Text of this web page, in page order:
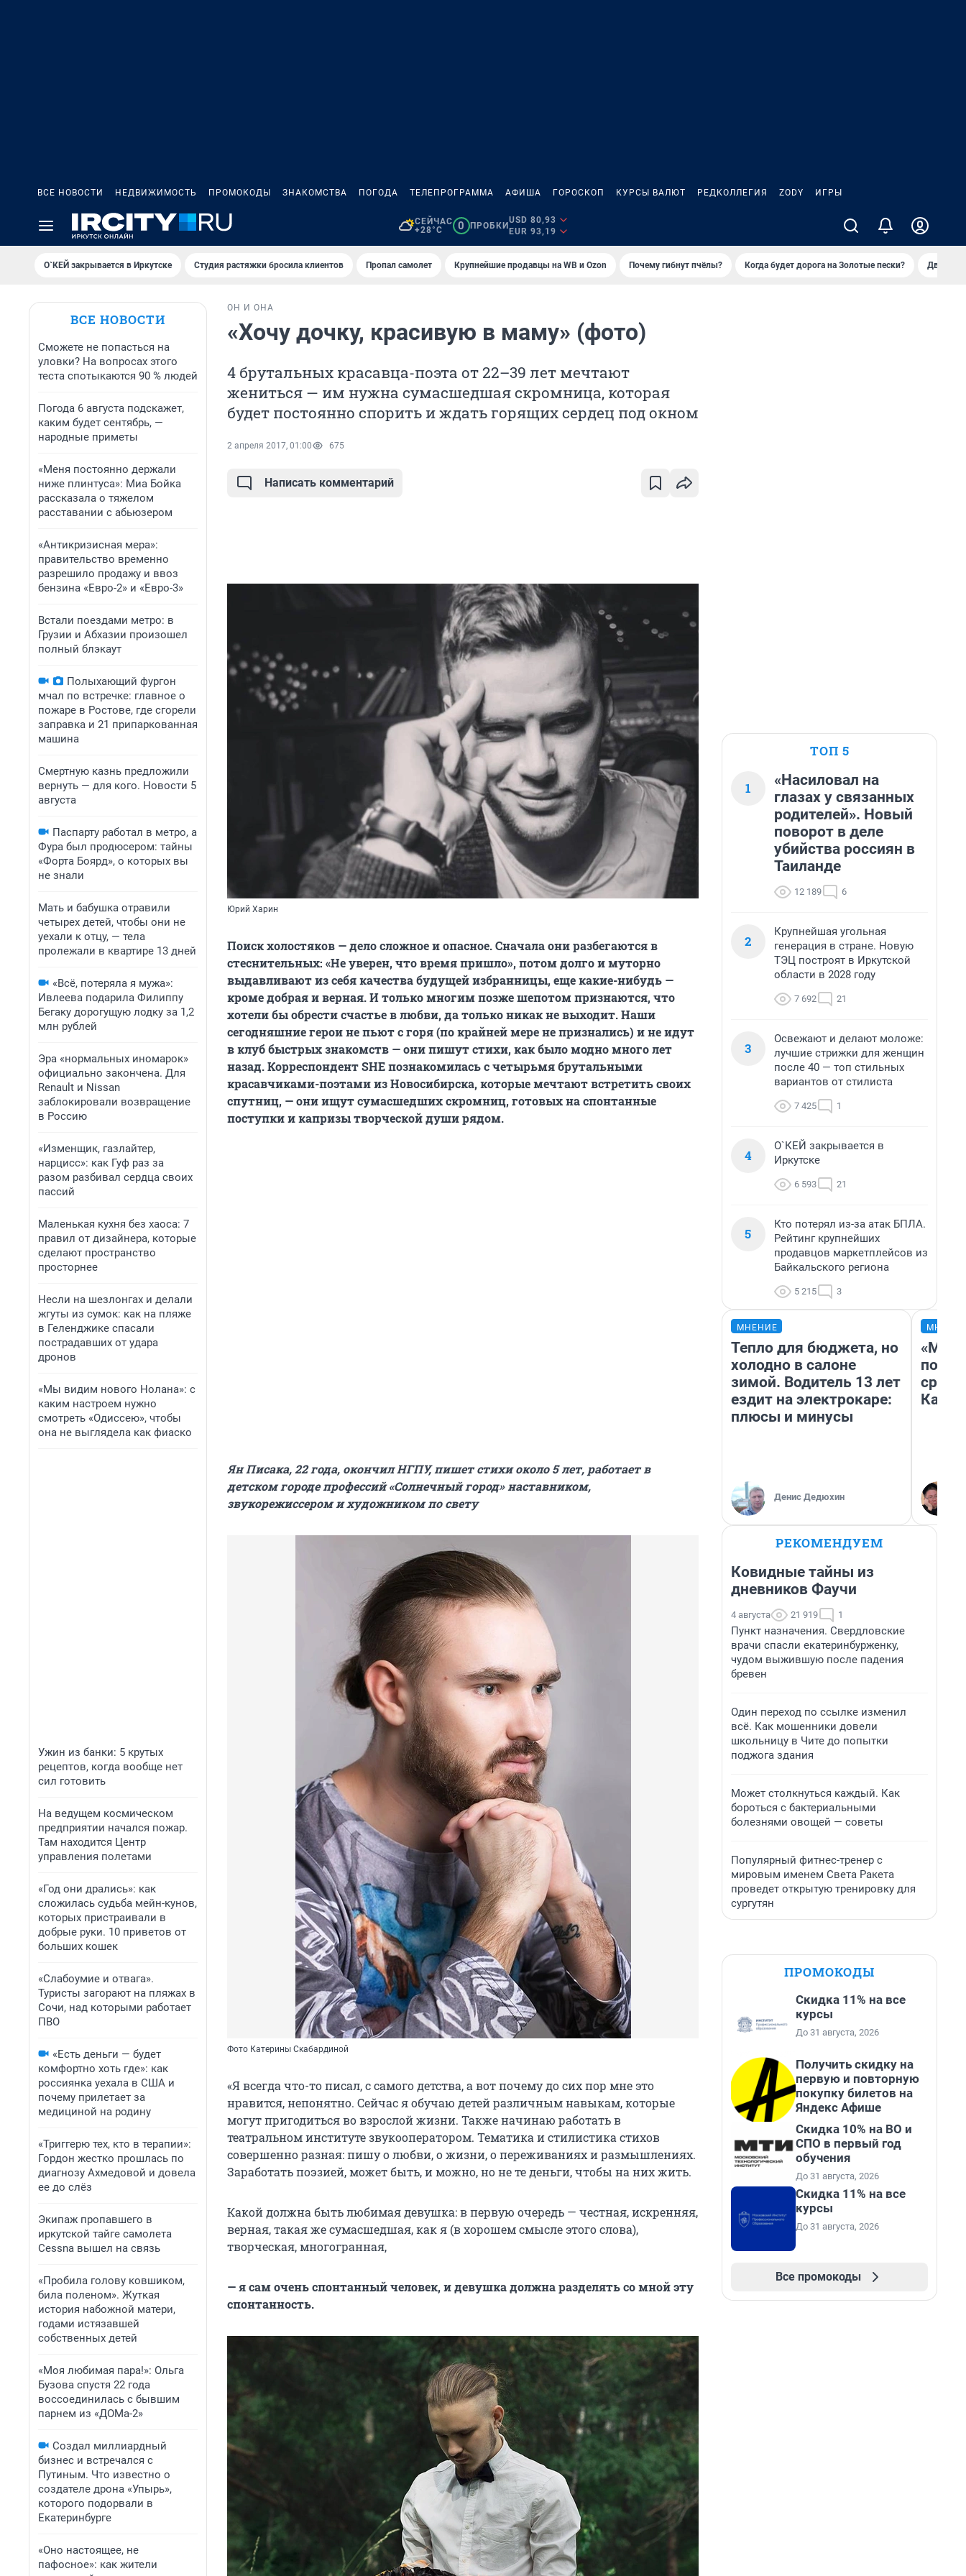
ВСЕ НОВОСТИ НЕДВИЖИМОСТЬ ПРОМОКОДЫ ЗНАКОМСТВА ПОГОДА ТЕЛЕПРОГРАММА АФИША ГОРОСКОП КУРСЫ ВАЛЮТ РЕДКОЛЛЕГИЯ ZODY ИГРЫ
СЕЙЧАС
+28°C
0 ПРОБКИ
USD 80,93
EUR 93,19
О`КЕЙ закрывается в Иркутске Студия растяжки бросила клиентов Пропал самолет Крупнейшие продавцы на WB и Ozon Почему гибнут пчёлы? Когда будет дорога на Золотые пески? Двое
ВСЕ НОВОСТИ
Сможете не попасться на
уловки? На вопросах этого
теста спотыкаются 90 % людей
Погода 6 августа подскажет,
каким будет сентябрь, —
народные приметы
«Меня постоянно держали
ниже плинтуса»: Миа Бойка
рассказала о тяжелом
расставании с абьюзером
«Антикризисная мера»:
правительство временно
разрешило продажу и ввоз
бензина «Евро-2» и «Евро-3»
Встали поездами метро: в
Грузии и Абхазии произошел
полный блэкаут
Полыхающий фургон
мчал по встречке: главное о
пожаре в Ростове, где сгорели
заправка и 21 припаркованная
машина
Смертную казнь предложили
вернуть — для кого. Новости 5
августа
Паспарту работал в метро, а
Фура был продюсером: тайны
«Форта Боярд», о которых вы
не знали
Мать и бабушка отравили
четырех детей, чтобы они не
уехали к отцу, — тела
пролежали в квартире 13 дней
«Всё, потеряла я мужа»:
Ивлеева подарила Филиппу
Бегаку дорогущую лодку за 1,2
млн рублей
Эра «нормальных иномарок»
официально закончена. Для
Renault и Nissan
заблокировали возвращение
в Россию
«Изменщик, газлайтер,
нарцисс»: как Гуф раз за
разом разбивал сердца своих
пассий
Маленькая кухня без хаоса: 7
правил от дизайнера, которые
сделают пространство
просторнее
Несли на шезлонгах и делали
жгуты из сумок: как на пляже
в Геленджике спасали
пострадавших от удара
дронов
«Мы видим нового Нолана»: с
каким настроем нужно
смотреть «Одиссею», чтобы
она не выглядела как фиаско
Ужин из банки: 5 крутых
рецептов, когда вообще нет
сил готовить
На ведущем космическом
предприятии начался пожар.
Там находится Центр
управления полетами
«Год они дрались»: как
сложилась судьба мейн-кунов,
которых пристраивали в
добрые руки. 10 приветов от
больших кошек
«Слабоумие и отвага».
Туристы загорают на пляжах в
Сочи, над которыми работает
ПВО
«Есть деньги — будет
комфортно хоть где»: как
россиянка уехала в США и
почему прилетает за
медициной на родину
«Триггерю тех, кто в терапии»:
Гордон жестко прошлась по
диагнозу Ахмедовой и довела
ее до слёз
Экипаж пропавшего в
иркутской тайге самолета
Cessna вышел на связь
«Пробила голову ковшиком,
била поленом». Жуткая
история набожной матери,
годами истязавшей
собственных детей
«Моя любимая пара!»: Ольга
Бузова спустя 22 года
воссоединилась с бывшим
парнем из «ДОМа-2»
Создал миллиардный
бизнес и встречался с
Путиным. Что известно о
создателе дрона «Упырь»,
которого подорвали в
Екатеринбурге
«Оно настоящее, не
пафосное»: как жители
ОН И ОНА
«Хочу дочку, красивую в маму» (фото)
4 брутальных красавца-поэта от 22–39 лет мечтают
жениться — им нужна сумасшедшая скромница, которая
будет постоянно спорить и ждать горящих сердец под окном
2 апреля 2017, 01:00 675
Написать комментарий
Юрий Харин
Поиск холостяков — дело сложное и опасное. Сначала они разбегаются в
стеснительных: «Не уверен, что время пришло», потом долго и муторно
выдавливают из себя качества будущей избранницы, еще какие-нибудь —
кроме добрая и верная. И только многим позже шепотом признаются, что
хотели бы обрести счастье в любви, да только никак не выходит. Наши
сегодняшние герои не пьют с горя (по крайней мере не признались) и не идут
в клуб быстрых знакомств — они пишут стихи, как было модно много лет
назад. Корреспондент SHE познакомилась с четырьмя брутальными
красавчиками-поэтами из Новосибирска, которые мечтают встретить своих
спутниц, — они ищут сумасшедших скромниц, готовых на спонтанные
поступки и капризы творческой души рядом.
Ян Писака, 22 года, окончил НГПУ, пишет стихи около 5 лет, работает в
детском городе профессий «Солнечный город» наставником,
звукорежиссером и художником по свету
Фото Катерины Скабардиной
«Я всегда что-то писал, с самого детства, а вот почему до сих пор мне это
нравится, непонятно. Сейчас я обучаю детей различным навыкам, которые
могут пригодиться во взрослой жизни. Также начинаю работать в
театральном институте звукооператором. Тематика и стилистика стихов
совершенно разная: пишу о любви, о жизни, о переживаниях и размышлениях.
Заработать поэзией, может быть, и можно, но не те деньги, чтобы на них жить.
Какой должна быть любимая девушка: в первую очередь — честная, искренняя,
верная, такая же сумасшедшая, как я (в хорошем смысле этого слова),
творческая, многогранная,
— я сам очень спонтанный человек, и девушка должна разделять со мной эту
спонтанность.
ТОП 5
1
«Насиловал на
глазах у связанных
родителей». Новый
поворот в деле
убийства россиян в
Таиланде
12 189 6
2
Крупнейшая угольная
генерация в стране. Новую
ТЭЦ построят в Иркутской
области в 2028 году
7 692 21
3
Освежают и делают моложе:
лучшие стрижки для женщин
после 40 — топ стильных
вариантов от стилиста
7 425 1
4
О`КЕЙ закрывается в
Иркутске
6 593 21
5
Кто потерял из-за атак БПЛА.
Рейтинг крупнейших
продавцов маркетплейсов из
Байкальского региона
5 215 3
МНЕНИЕ
Тепло для бюджета, но
холодно в салоне
зимой. Водитель 13 лет
ездит на электрокаре:
плюсы и минусы
Денис Дедюхин
РЕКОМЕНДУЕМ
Ковидные тайны из
дневников Фаучи
4 августа 21 919 1
Пункт назначения. Свердловские
врачи спасли екатеринбурженку,
чудом выжившую после падения
бревен
Один переход по ссылке изменил
всё. Как мошенники довели
школьницу в Чите до попытки
поджога здания
Может столкнуться каждый. Как
бороться с бактериальными
болезнями овощей — советы
Популярный фитнес-тренер с
мировым именем Света Ракета
проведет открытую тренировку для
сургутян
ПРОМОКОДЫ
Скидка 11% на все
курсы
До 31 августа, 2026
Получить скидку на
первую и повторную
покупку билетов на
Яндекс Афише
Скидка 10% на ВО и
СПО в первый год
обучения
До 31 августа, 2026
Скидка 11% на все
курсы
До 31 августа, 2026
Все промокоды